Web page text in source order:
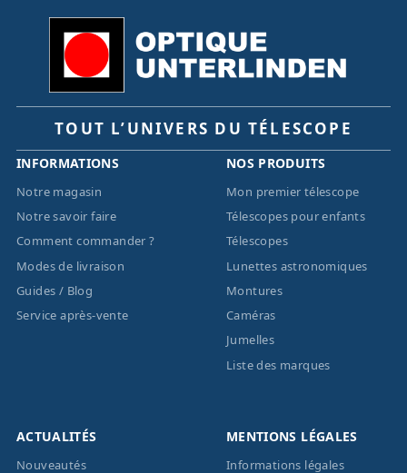
TOUT L’UNIVERS DU TÉLESCOPE
INFORMATIONS
Notre magasin
Notre savoir faire
Comment commander ?
Modes de livraison
Guides / Blog
Service après-vente
NOS PRODUITS
Mon premier télescope
Télescopes pour enfants
Télescopes
Lunettes astronomiques
Montures
Caméras
Jumelles
Liste des marques
ACTUALITÉS
Nouveautés
MENTIONS LÉGALES
Informations légales